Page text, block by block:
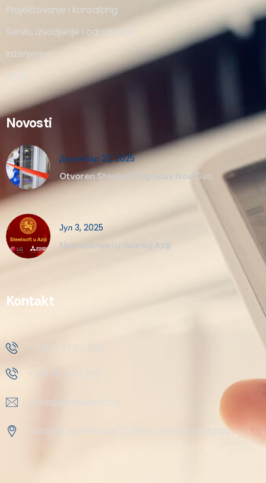
Projektovanje i konsalting
Servis, izvodjenje i održavanje
Inženjering
Shop
Novosti
Децембар 23, 2025
Otvoren Steelsoft Ogranak Novi Sad
Јул 3, 2025
Naši inženjeri u dalekoj Aziji
Kontakt
+ 381 11 37 57 555
+ 381 18 41 51 230
prodaja@steelsoft.rs
Autoput za Novi Sad 71 11080, Zemun-Beograd